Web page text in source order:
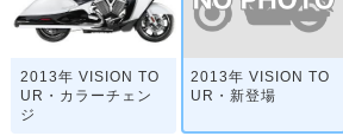
2013年 VISION TO
UR・カラーチェン
ジ
2013年 VISION TO
UR・新登場